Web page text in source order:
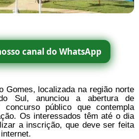
canal do WhatsApp
Gomes, localizada na região norte
Sul, anunciou a abertura de
público que contempla
Os interessados têm até o dia
a inscrição, que deve ser feita